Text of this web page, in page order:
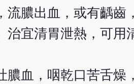
膿出血，或有齲齒
治宜清胃泄熱，可用
血，咽乾口苦舌燥